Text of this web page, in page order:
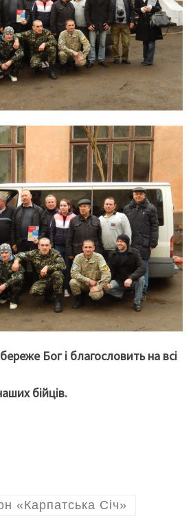
Бог і благословить на всі
бійців.
«Карпатська Січ»